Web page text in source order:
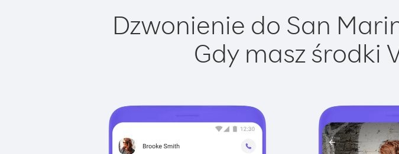
Dzwonienie do San
Gdy masz środki